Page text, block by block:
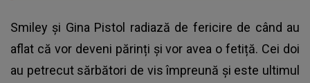
Smiley și Gina Pistol radiază de fericire de când au
aflat că vor deveni părinți și vor avea o fetiță. Cei doi
au petrecut sărbători de vis împreună și este ultimul